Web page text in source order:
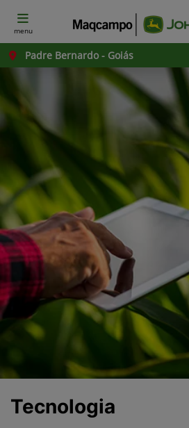
menu
Padre Bernardo - Goiás
Tecnologia